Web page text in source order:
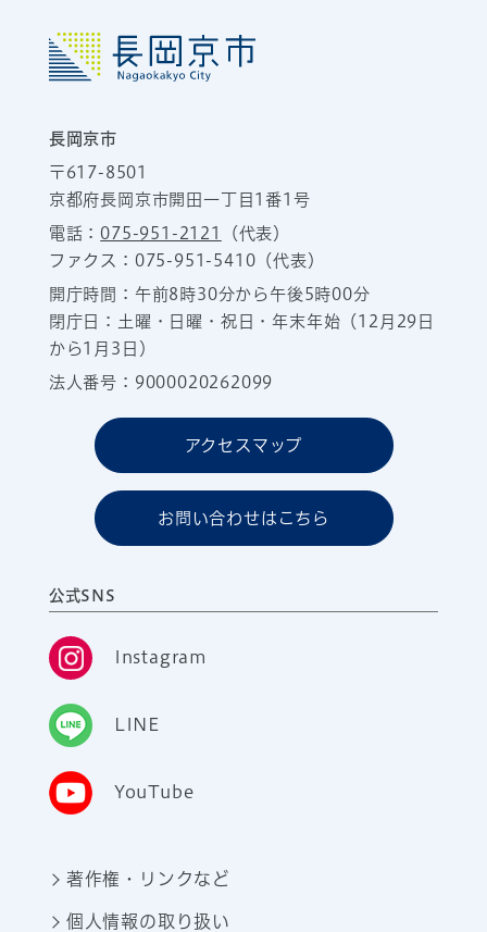
長岡京市
〒617-8501
京都府長岡京市開田一丁目1番1号
電話：075-951-2121
（代表）
ファクス：075-951-5410（代表）
開庁時間：午前8時30分から午後5時00分
閉庁日：土曜・日曜・祝日・年末年始（12月29日
から1月3日）
法人番号：9000020262099
アクセスマップ
お問い合わせはこちら
公式SNS
Instagram
LINE
YouTube
著作権・リンクなど
個人情報の取り扱い